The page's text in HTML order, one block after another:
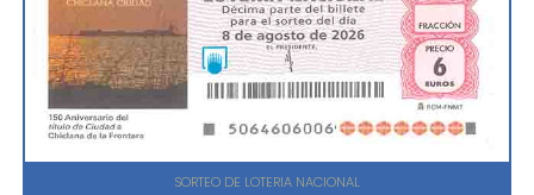
SORTEO DE LOTERIA NACIONAL